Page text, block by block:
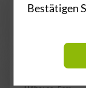
Die Smoke Box
Aufsatz wird mit
Hitze man
Hitzeregulation
Bestätigen